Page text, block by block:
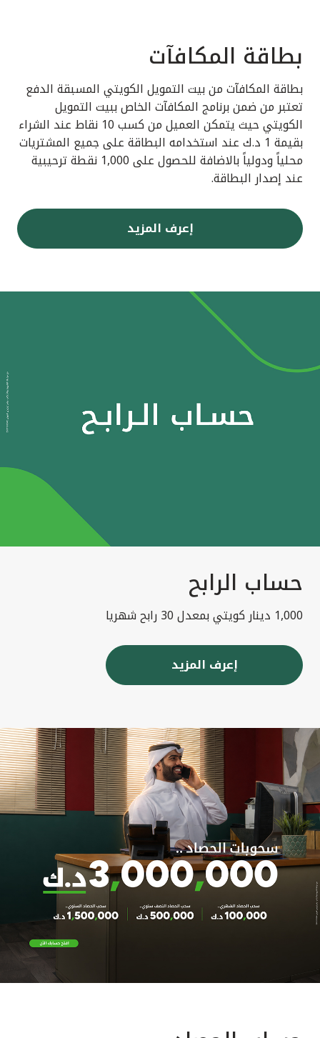
بطاقة المكافآت
بطاقة المكافآت من بيت التمويل الكويتي المسبقة الدفع
تعتبر من ضمن برنامج المكافآت الخاص ببيت التمويل
الكويتي حيث يتمكن العميل من كسب 10 نقاط عند الشراء
بقيمة 1 د.ك عند استخدامه البطاقة على جميع المشتريات
محلياً ودولياً بالاضافة للحصول على 1,000 نقطة ترحيبية
عند إصدار البطاقة.
إعرف المزيد
حساب الرابح
1,000 دينار كويتي بمعدل 30 رابح شهريا
إعرف المزيد